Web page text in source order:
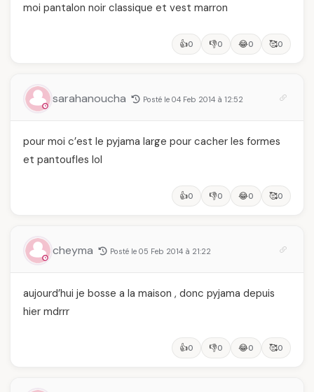
moi pantalon noir classique et vest marron
👍0 👎0 😂0 🥰0
sarahanoucha Posté le 04 Feb 2014 à 12:52
pour moi c’est le pyjama large pour cacher les formes
et pantoufles lol
👍0 👎0 😂0 🥰0
cheyma Posté le 05 Feb 2014 à 21:22
aujourd’hui je bosse a la maison , donc pyjama depuis
hier mdrrr
👍0 👎0 😂0 🥰0